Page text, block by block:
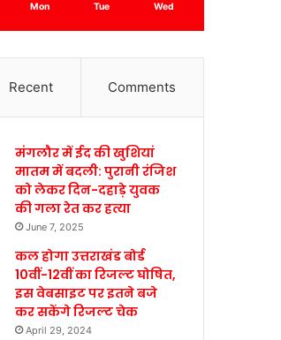
Mon Tue Wed
Recent Comments
मंगलौर में ईद की खुशियां
मातम में बदली: पुरानी रंजिश
को लेकर दिन-दहाड़े युवक
की गला रेत कर हत्या
June 7, 2025
कल होगा उत्तराखंड बोर्ड
10वीं-12वीं का रिजल्ट घोषित,
इस वेबसाइट पर इतने बजे
कर सकेंगे रिजल्ट चेक
April 29, 2024